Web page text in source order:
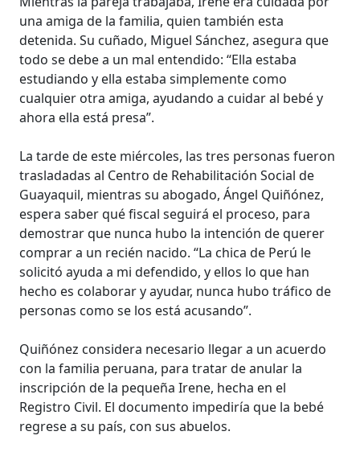
una amiga de la familia, quien también esta
detenida. Su cuñado, Miguel Sánchez, asegura que
todo se debe a un mal entendido: “Ella estaba
estudiando y ella estaba simplemente como
cualquier otra amiga, ayudando a cuidar al bebé y
ahora ella está presa”.
La tarde de este miércoles, las tres personas fueron
trasladadas al Centro de Rehabilitación Social de
Guayaquil, mientras su abogado, Ángel Quiñónez,
espera saber qué fiscal seguirá el proceso, para
demostrar que nunca hubo la intención de querer
comprar a un recién nacido. “La chica de Perú le
solicitó ayuda a mi defendido, y ellos lo que han
hecho es colaborar y ayudar, nunca hubo tráfico de
personas como se los está acusando”.
Quiñónez considera necesario llegar a un acuerdo
con la familia peruana, para tratar de anular la
inscripción de la pequeña Irene, hecha en el
Registro Civil. El documento impediría que la bebé
regrese a su país, con sus abuelos.